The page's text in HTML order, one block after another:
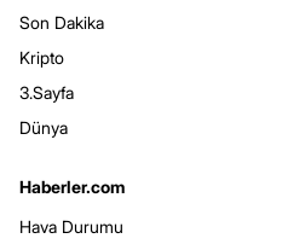
Son Dakika
Kripto
3.Sayfa
Dünya
Haberler.com
Hava Durumu